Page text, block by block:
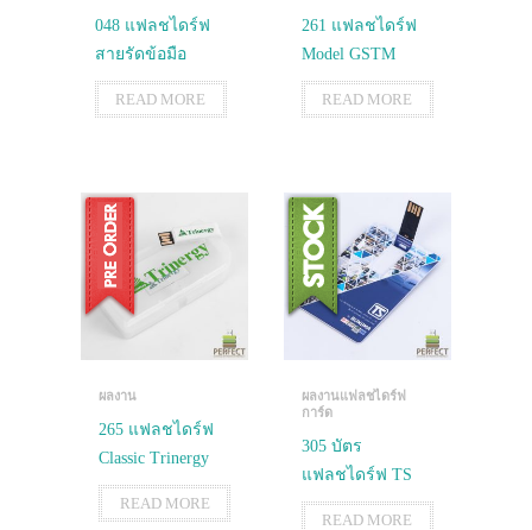
048 แฟลชไดร์ฟ
สายรัดข้อมือ
READ MORE
261 แฟลชไดร์ฟ
Model GSTM
READ MORE
ผลงาน
265 แฟลชไดร์ฟ
Classic Trinergy
READ MORE
ผลงานแฟลชไดร์ฟ
การ์ด
305 บัตร
แฟลชไดร์ฟ TS
READ MORE